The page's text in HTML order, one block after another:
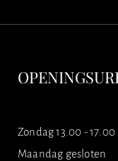
Zondag 13.00 - 17.00
Maandag gesloten